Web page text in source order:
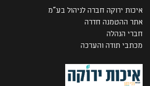
איכות ירוקה חברה לניהול בע"מ
אתר ההטמנה חדרה
חברי הנהלה
מכתבי תודה והערכה